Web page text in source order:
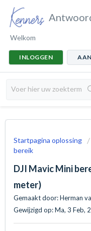
Welkom
INLOGGEN
Startpagina oplossing
bereik
DJI Mavic Mini
meter)
Gemaakt door: Herman
Gewijzigd op: Ma, 3 Feb,